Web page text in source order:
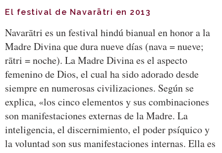
El festival de Navarātri en 2013
Navarātri es un festival hindú bianual en honor a la
Madre Divina que dura nueve días (nava = nueve;
rātri = noche). La Madre Divina es el aspecto
femenino de Dios, el cual ha sido adorado desde
siempre en numerosas civilizaciones. Según se
explica, «los cinco elementos y sus combinaciones
son manifestaciones externas de la Madre. La
inteligencia, el discernimiento, el poder psíquico y
la voluntad son sus manifestaciones internas. Ella es